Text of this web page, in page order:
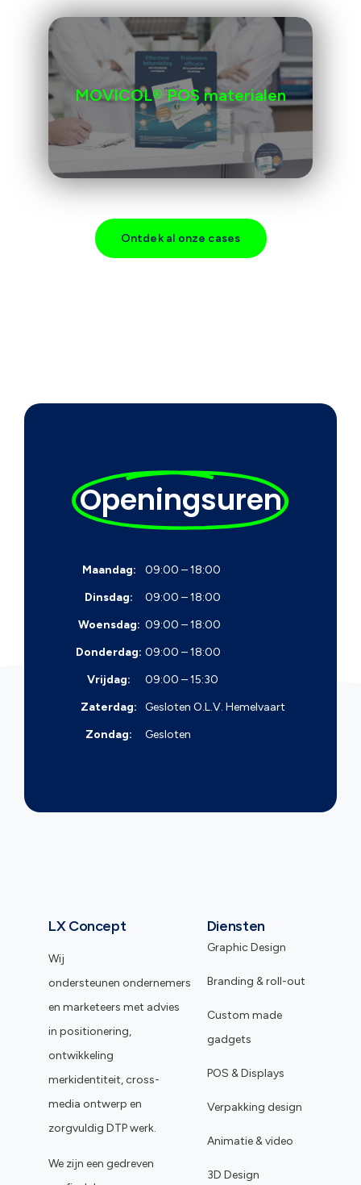
MOVICOL® POS materialen
Ontdek al onze cases
Openingsuren
Maandag:
09:00 – 18:00
Dinsdag:
09:00 – 18:00
Woensdag: 09:00 – 18:00
Donderdag: 09:00 – 18:00
Vrijdag:
09:00 – 15:30
Zaterdag:
Gesloten O.L.V. Hemelvaart
Zondag:
Gesloten
LX Concept
Wij
ondersteunen ondernemers
en marketeers met advies
in positionering,
ontwikkeling
merkidentiteit, cross-
media ontwerp en
zorgvuldig DTP werk.
We zijn een gedreven
Diensten
Graphic Design
Branding & roll-out
Custom made
gadgets
POS & Displays
Verpakking design
Animatie & video
3D Design